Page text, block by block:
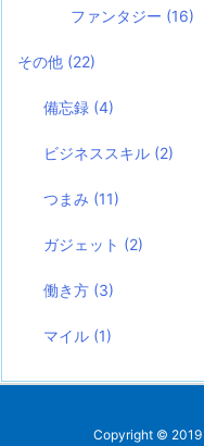
ファンタジー (16)
その他 (22)
備忘録 (4)
ビジネススキル (2)
つまみ (11)
ガジェット (2)
働き方 (3)
マイル (1)
Copyright © 2019